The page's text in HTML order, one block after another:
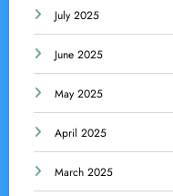
July 2025
June 2025
May 2025
April 2025
March 2025